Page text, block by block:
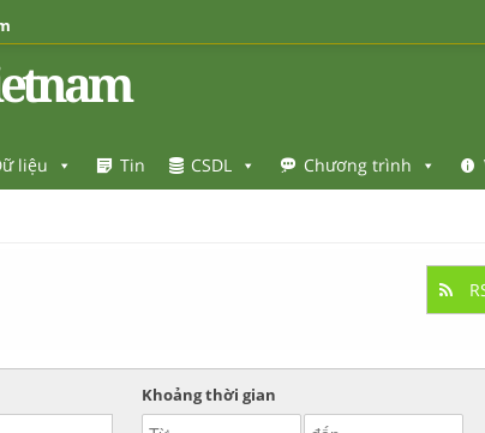
liệu Tin CSDL Chương trình
Khoảng thời gian